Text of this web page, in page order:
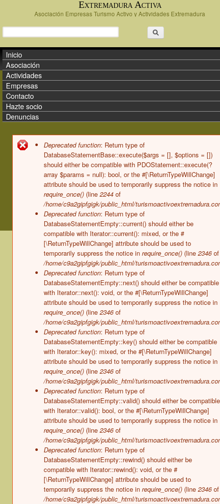
Pasar al contenido principal
Extremadura Activa
Asociación Empresas Turismo Activo y Actividades Extremadura
Formulario de búsqueda
Menú principal
Inicio
Asociación
Actividades
Empresas
Contacto
Hazte socio
Denuncias
Mensaje de error
Deprecated function: Return type of
DatabaseStatementBase::execute($args = [], $options = [])
should either be compatible with PDOStatement::execute(?
array $params = null): bool, or the #[\ReturnTypeWillChange]
attribute should be used to temporarily suppress the notice in
require_once() (line 2244 of
/home/c9a2gipfgigk/public_html/
Deprecated function: Return type of
DatabaseStatementEmpty::current() should either be
compatible with Iterator::current(): mixed, or the #
[\ReturnTypeWillChange] attribute should be used to
temporarily suppress the notice in require_once() (line 2346of
/home/c9a2gipfgigk/public_html/
Deprecated function: Return type of
DatabaseStatementEmpty::next() should either be compatible
with Iterator::next(): void, or the #[\ReturnTypeWillChange]
attribute should be used to temporarily suppress the notice in
require_once() (line 2346of
/home/c9a2gipfgigk/public_html/
Deprecated function: Return type of
DatabaseStatementEmpty::key() should either be compatible
with Iterator::key(): mixed, or the #[\ReturnTypeWillChange]
attribute should be used to temporarily suppress the notice in
require_once() (line 2346of
/home/c9a2gipfgigk/public_html/
Deprecated function: Return type of
DatabaseStatementEmpty::valid() should either be compatible
with Iterator::valid(): bool, or the #[\ReturnTypeWillChange]
attribute should be used to temporarily suppress the notice in
require_once() (line 2346of
/home/c9a2gipfgigk/public_html/
Deprecated function: Return type of
DatabaseStatementEmpty::rewind() should either be
compatible with Iterator::rewind(): void, or the #
[\ReturnTypeWillChange] attribute should be used to
temporarily suppress the notice in require_once() (line 2346of
/home/c9a2gipfgigk/public_html/